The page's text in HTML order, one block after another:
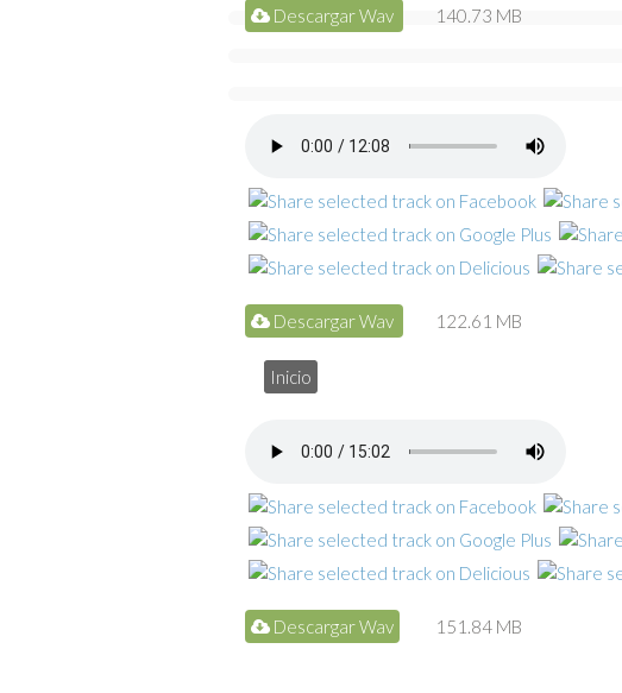
Descargar Wav 140.73 MB
Descargar Wav 122.61 MB
Descargar Wav 151.84 MB
Inicio